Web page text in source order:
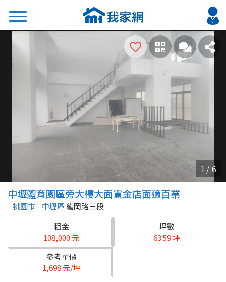
搜尋
熱門關鍵字
2026 台北降價好屋限量釋出
2026 新北降價好屋限量釋出
2026 台中降價好屋限量釋出
2026 台南降價好屋限量釋出
縣市
不限
台北市
基隆市
新北市
區域
中壢體育園區旁大樓大面寬金店面適百業
桃園市 中壢區 龍岡路三段
租金
108,000 元
坪數
63.59 坪
參考單價
1,698 元/坪